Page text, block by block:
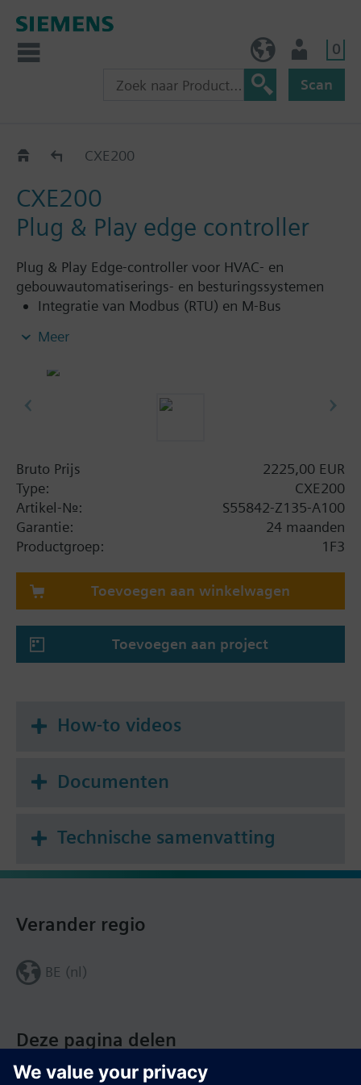
0
Scan
HardwareCXE200
CXE200
Plug & Play edge controller
Plug & Play Edge-controller voor HVAC- en
gebouwautomatiserings- en besturingssystemen
Integratie van Modbus (RTU) en M-Bus
Ethernet-poorten voor WAN en LAN
Bedrijfsspanning AC 24 V of DC 24 V
Toegang, update en configuratie van tools op
afstand via Siemens Cloud Services (afhankelijk
van firmware)
Samenvatting
CXE200 is a pre-programmed edge controller for
controlling building equipment and collecting data.
It combines the essential functionality of a gateway
with an edge controller. The device integrates
play, all managed from the Plug and play
scheduling, monitoring and troubleshooting.
Meer
Bruto Prijs
2225,00 EUR
Type:
CXE200
Artikel-Nr.:
S55842-Z135-A100
Garantie:
24 maanden
Productgroep:
1F3
Toevoegen aan winkelwagen
Toevoegen aan project
How-to videos
Documenten
Technische samenvatting
Deze pagina delen
Verander regio
BE (nl)